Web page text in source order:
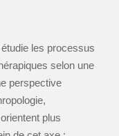
les processus
selon une
perspective
plus